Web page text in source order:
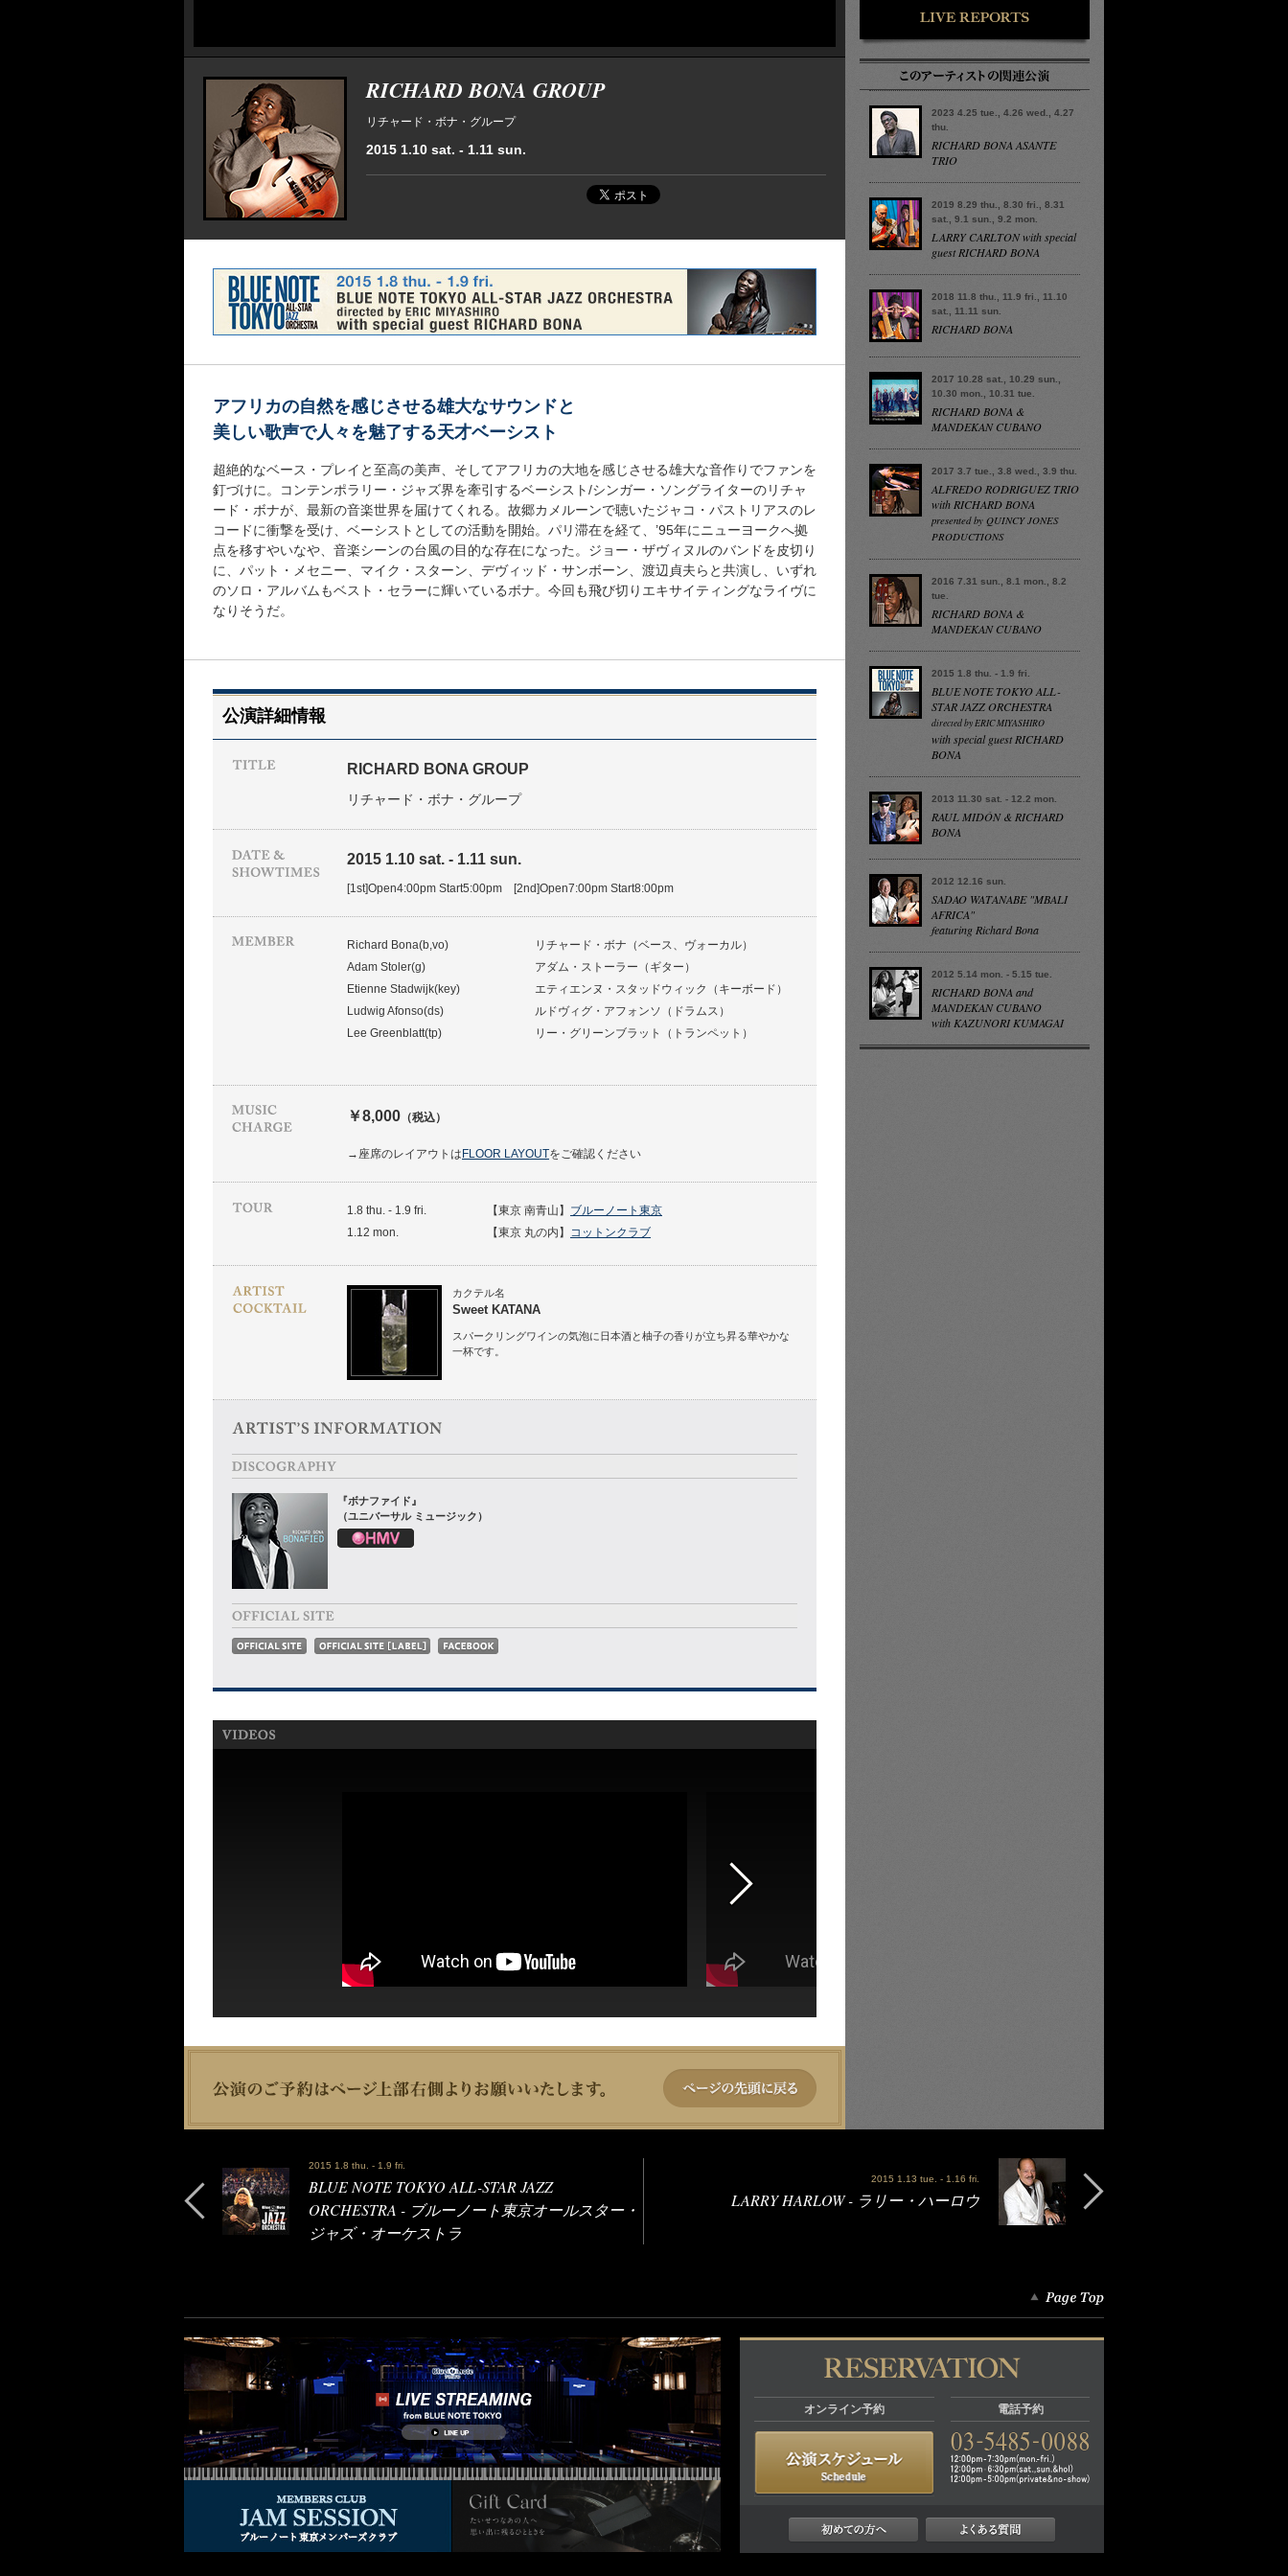
RICHARD BONA GROUP
リチャード・ボナ・グループ
2015 1.10 sat. - 1.11 sun.
アフリカの自然を感じさせる雄大なサウンドと
美しい歌声で人々を魅了する天才ベーシスト
超絶的なベース・プレイと至高の美声、そしてアフリカの大地を感じさせる雄大な音作りでファンを
釘づけに。コンテンポラリー・ジャズ界を牽引するベーシスト/シンガー・ソングライターのリチャ
ード・ボナが、最新の音楽世界を届けてくれる。故郷カメルーンで聴いたジャコ・パストリアスのレ
コードに衝撃を受け、ベーシストとしての活動を開始。パリ滞在を経て、’95年にニューヨークへ拠
点を移すやいなや、音楽シーンの台風の目的な存在になった。ジョー・ザヴィヌルのバンドを皮切り
に、パット・メセニー、マイク・スターン、デヴィッド・サンボーン、渡辺貞夫らと共演し、いずれ
のソロ・アルバムもベスト・セラーに輝いているボナ。今回も飛び切りエキサイティングなライヴに
なりそうだ。
公演詳細情報
RICHARD BONA GROUP
リチャード・ボナ・グループ
2015 1.10 sat. - 1.11 sun.
[1st]Open4:00pm Start5:00pm [2nd]Open7:00pm Start8:00pm
Richard Bona(b,vo)
リチャード・ボナ（ベース、ヴォーカル）
Adam Stoler(g)
アダム・ストーラー（ギター）
Etienne Stadwijk(key)
エティエンヌ・スタッドウィック（キーボード）
Ludwig Afonso(ds)
ルドヴィグ・アフォンソ（ドラムス）
Lee Greenblatt(tp)
リー・グリーンブラット（トランペット）
￥8,000 （税込）
→座席のレイアウトは FLOOR LAYOUTをご確認ください
1.8 thu. - 1.9 fri. 【東京 南青山】 ブルーノート東京
1.12 mon.
【東京 丸の内】 コットンクラブ
カクテル名
Sweet KATANA
スパークリングワインの気泡に日本酒と柚子の香りが立ち昇る華やかな
一杯です。
『ボナファイド』
（ユニバーサル ミュージック）
2023 4.25 tue., 4.26 wed., 4.27
thu.
RICHARD BONA ASANTE
TRIO
2019 8.29 thu., 8.30 fri., 8.31
sat., 9.1 sun., 9.2 mon.
LARRY CARLTON with special
guest RICHARD BONA
2018 11.8 thu., 11.9 fri., 11.10
sat., 11.11 sun.
RICHARD BONA
2017 10.28 sat., 10.29 sun.,
10.30 mon., 10.31 tue.
RICHARD BONA &
MANDEKAN CUBANO
2017 3.7 tue., 3.8 wed., 3.9 thu.
ALFREDO RODRIGUEZ TRIO
with RICHARD BONA
presented by QUINCY JONES
PRODUCTIONS
2016 7.31 sun., 8.1 mon., 8.2
tue.
RICHARD BONA &
MANDEKAN CUBANO
2015 1.8 thu. - 1.9 fri.
BLUE NOTE TOKYO ALL-
STAR JAZZ ORCHESTRA
directed by ERIC MIYASHIRO
with special guest RICHARD
BONA
2013 11.30 sat. - 12.2 mon.
RAUL MIDÓN & RICHARD
BONA
2012 12.16 sun.
SADAO WATANABE "MBALI
AFRICA"
featuring Richard Bona
2012 5.14 mon. - 5.15 tue.
RICHARD BONA and
MANDEKAN CUBANO
with KAZUNORI KUMAGAI
2015 1.8 thu. - 1.9 fri.
BLUE NOTE TOKYO ALL-STAR JAZZ
ORCHESTRA - ブルーノート東京オールスター・
ジャズ・オーケストラ
2015 1.13 tue. - 1.16 fri.
LARRY HARLOW - ラリー・ハーロウ
オンライン予約 電話予約